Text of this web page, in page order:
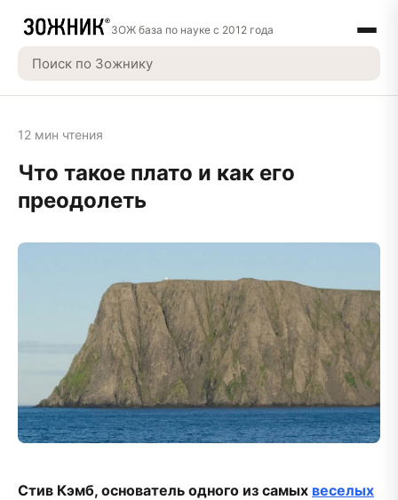
ЗОЖ база по науке с 2012 года
12 мин чтения
Что такое плато и как его
преодолеть
Стив Кэмб, основатель одного из самых веселых